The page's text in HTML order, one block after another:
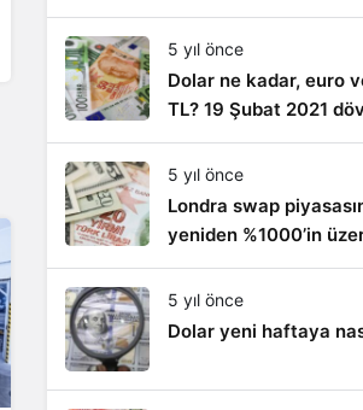
mi?
5 yıl önce
Dolar ne kadar, euro
TL? 19 Şubat 2021
5 yıl önce
Londra swap
yeniden %1000’in
5 yıl önce
Dolar yeni haftaya